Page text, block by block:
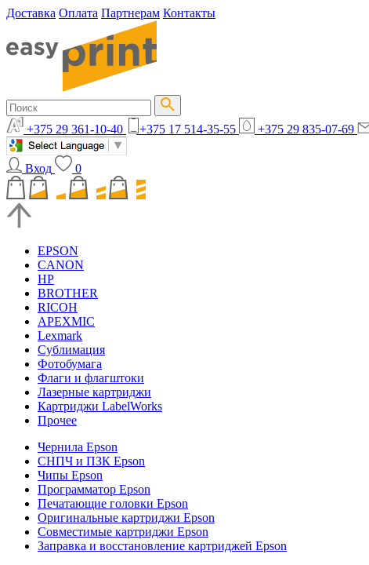
Доставка Оплата Партнерам Контакты
+375 29 361-10-40 +375 17 514-35-55 +375 29 835-07-69
Вход 0
EPSON
CANON
HP
BROTHER
RICOH
APEXMIC
Lexmark
Сублимация
Фотобумага
Флаги и флагштоки
Лазерные картриджи
Картриджи LabelWorks
Прочее
Чернила Epson
СНПЧ и ПЗК Epson
Чипы Epson
Программатор Epson
Печатающие головки Epson
Оригинальные картриджи Epson
Совместимые картриджи Epson
Заправка и восстановление картриджей Epson